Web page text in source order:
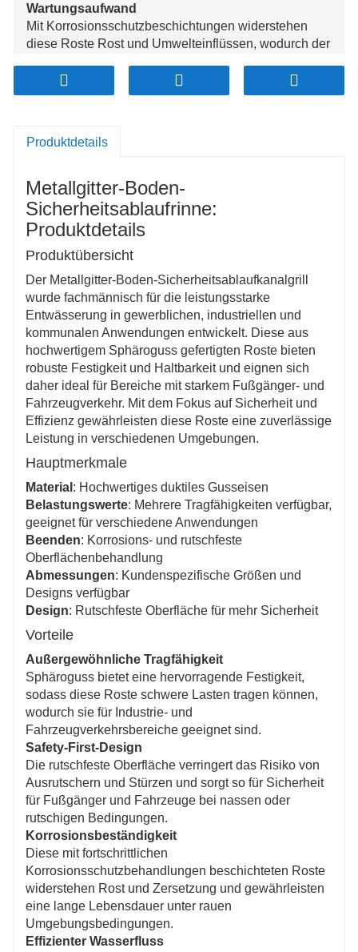
Wartungsaufwand
Mit Korrosionsschutzbeschichtungen widerstehen
diese Roste Rost und Umwelteinflüssen, wodurch der
verlängert wird.
Sicherheit und effiziente Entwässerung
Wasserführung, reduzieren Überschwemmungen und
Anpassbar und einfache Installation
Diese in verschiedenen Größen und Traglasten
erhältlichen Roste lassen sich einfach installieren und
sparen Zeit und Arbeitskosten für verschiedene
Anwendungen.
Umweltfreundlich und nachhaltig
Diese aus recycelbarem Sphäroguss gefertigten
Roste unterstützen eine nachhaltige Infrastruktur und
reduzieren die Umweltbelastung.
Produktdetails
Metallgitter-Boden-
Sicherheitsablaufrinne:
Produktdetails
Produktübersicht
Der Metallgitter-Boden-Sicherheitsablaufkanalgrill
wurde fachmännisch für die leistungsstarke
Entwässerung in gewerblichen, industriellen und
kommunalen Anwendungen entwickelt. Diese aus
hochwertigem Sphäroguss gefertigten Roste bieten
robuste Festigkeit und Haltbarkeit und eignen sich
daher ideal für Bereiche mit starkem Fußgänger- und
Fahrzeugverkehr. Mit dem Fokus auf Sicherheit und
Effizienz gewährleisten diese Roste eine zuverlässige
Leistung in verschiedenen Umgebungen.
Hauptmerkmale
Material : Hochwertiges duktiles Gusseisen
Belastungswerte: Mehrere Tragfähigkeiten verfügbar,
geeignet für verschiedene Anwendungen
Beenden: Korrosions- und rutschfeste
Oberflächenbehandlung
Abmessungen: Kundenspezifische Größen und
Designs verfügbar
Design: Rutschfeste Oberfläche für mehr Sicherheit
Vorteile
Außergewöhnliche Tragfähigkeit
Sphäroguss bietet eine hervorragende Festigkeit,
sodass diese Roste schwere Lasten tragen können,
wodurch sie für Industrie- und
Fahrzeugverkehrsbereiche geeignet sind.
Safety-First-Design
Die rutschfeste Oberfläche verringert das Risiko von
Ausrutschern und Stürzen und sorgt so für Sicherheit
für Fußgänger und Fahrzeuge bei nassen oder
rutschigen Bedingungen.
Korrosionsbeständigkeit
Diese mit fortschrittlichen
Korrosionsschutzbehandlungen beschichteten Roste
widerstehen Rost und Zersetzung und gewährleisten
eine lange Lebensdauer unter rauen
Umgebungsbedingungen.
Effizienter Wasserfluss